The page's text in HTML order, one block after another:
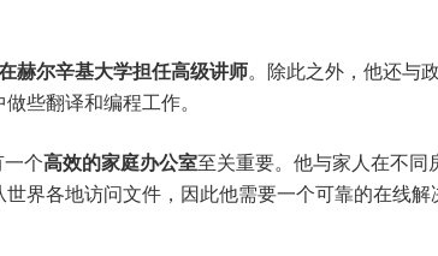
赫尔辛基大学担任高级讲师。除此之外，他还与
些翻译和编程工作。
个高效的家庭办公室至关重要。他与家人在不同
界各地访问文件，因此他需要一个可靠的在线